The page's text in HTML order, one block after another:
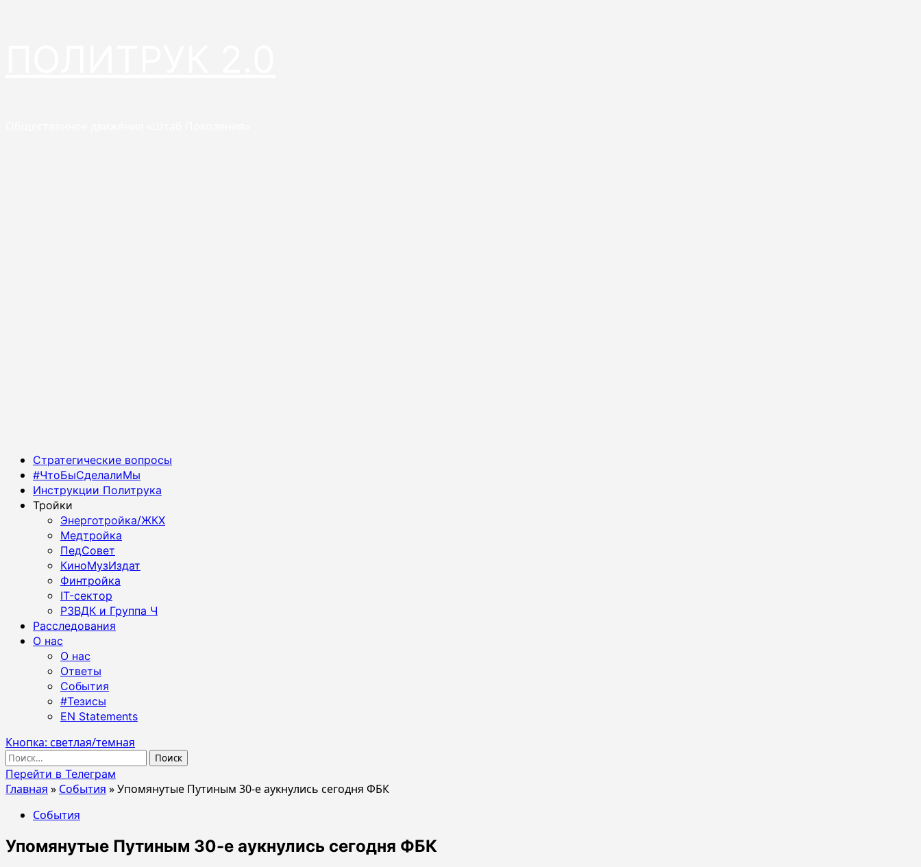
Основное
меню
Стратегические вопросы
#ЧтоБыСделалиМы
Инструкции Политрука
Тройки
Энерготройка/ЖКХ
Медтройка
ПедСовет
КиноМузИздат
Финтройка
IT-сектор
РЗВДК и Группа Ч
Расследования
О нас
О нас
Ответы
События
#Тезисы
EN Statements
Кнопка: светлая/темная
Найти:
Перейти в Телеграм
Главная » События »Упомянутые Путиным 30-е аукнулись сегодня ФБК
События
Упомянутые Путиным 30-е аукнулись сегодня ФБК